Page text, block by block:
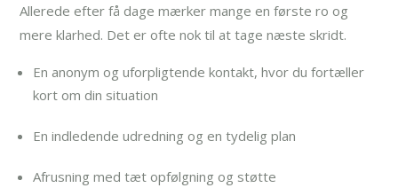
Allerede efter få dage mærker mange en første ro og
mere klarhed. Det er ofte nok til at tage næste skridt.
En anonym og uforpligtende kontakt, hvor du fortæller
kort om din situation
En indledende udredning og en tydelig plan
Afrusning med tæt opfølgning og støtte